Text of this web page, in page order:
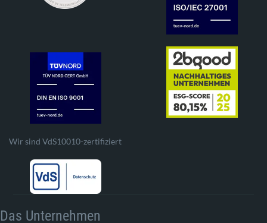
Wir sind VdS10010-zertifiziert
Das Unternehmen